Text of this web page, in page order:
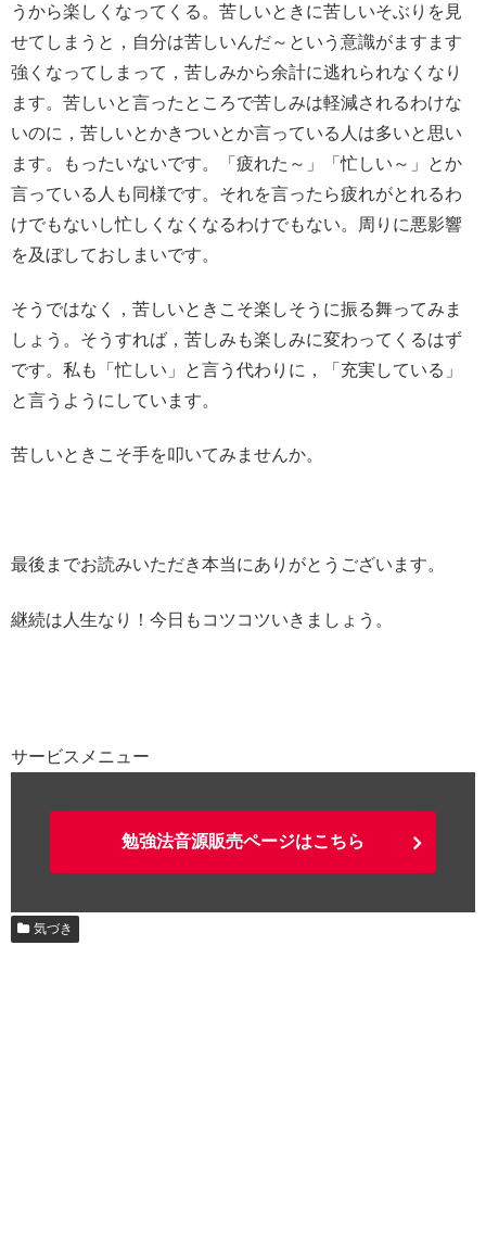
うから楽しくなってくる。苦しいときに苦しいそぶりを見
せてしまうと，自分は苦しいんだ～という意識がますます
強くなってしまって，苦しみから余計に逃れられなくなり
ます。苦しいと言ったところで苦しみは軽減されるわけな
いのに，苦しいとかきついとか言っている人は多いと思い
ます。もったいないです。「疲れた～」「忙しい～」とか
言っている人も同様です。それを言ったら疲れがとれるわ
けでもないし忙しくなくなるわけでもない。周りに悪影響
を及ぼしておしまいです。
そうではなく，苦しいときこそ楽しそうに振る舞ってみま
しょう。そうすれば，苦しみも楽しみに変わってくるはず
です。私も「忙しい」と言う代わりに，「充実している」
と言うようにしています。
苦しいときこそ手を叩いてみませんか。
最後までお読みいただき本当にありがとうございます。
継続は人生なり！今日もコツコツいきましょう。
サービスメニュー
勉強法音源販売ページはこちら
気づき